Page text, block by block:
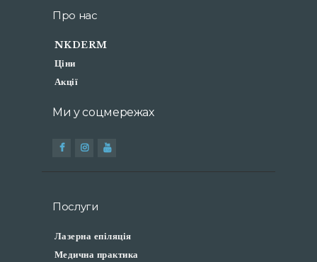
Про нас
NKDERM
Ціни
Акції
Ми у соцмережах
Послуги
Лазерна епіляція
Медична практика